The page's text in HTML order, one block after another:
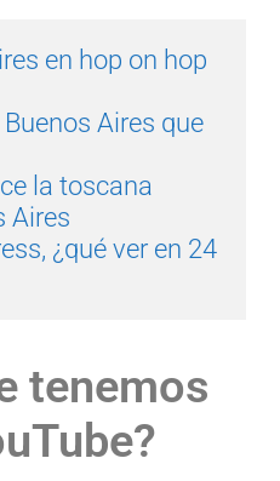
en hop on hop
Aires que
la toscana
Aires
¿qué ver en 24
tenemos